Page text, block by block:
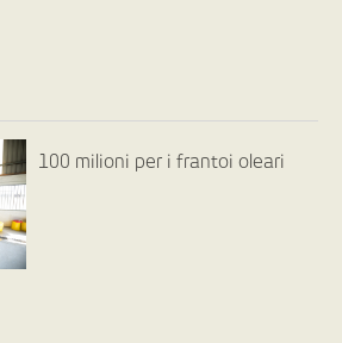
100 milioni per i frantoi oleari